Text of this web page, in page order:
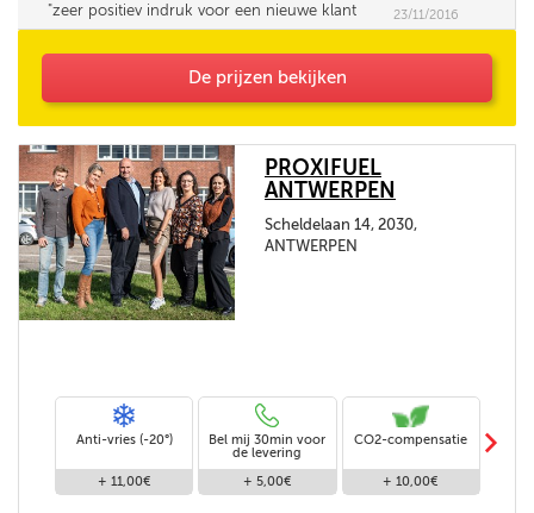
zeer positiev indruk voor een nieuwe klant
bedankt
23/11/2016
De prijzen bekijken
PROXIFUEL
ANTWERPEN
Scheldelaan 14, 2030,
ANTWERPEN
Anti-vries (-20°)
+ 11,00€
Bel mij 30min voor
de levering
+ 5,00€
CO2-compensatie
+ 10,00€
m